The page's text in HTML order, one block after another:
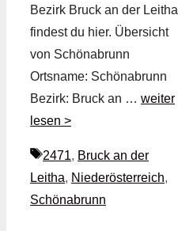
Bezirk Bruck an der Leitha
findest du hier. Übersicht
von Schönabrunn
Ortsname: Schönabrunn
Bezirk: Bruck an … weiter
lesen >
Schlagwörter
2471, Bruck an der
Leitha, Niederösterreich,
Schönabrunn